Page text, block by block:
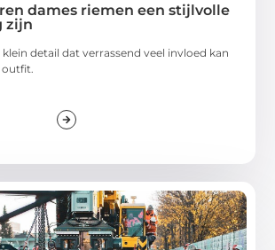
dames riemen een stijlvolle
zijn
klein detail dat verrassend veel invloed kan